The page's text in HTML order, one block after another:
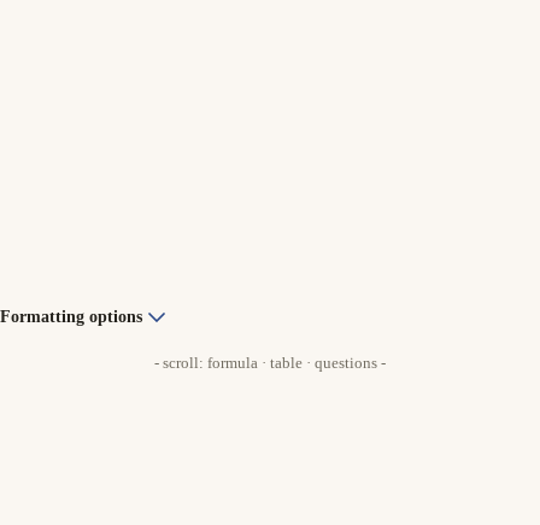
Formatting options
- scroll: formula · table · questions -